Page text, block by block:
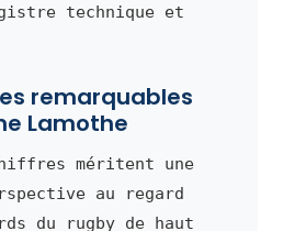
technique et
remarquables
Lamothe
méritent une
au regard
du rugby de haut